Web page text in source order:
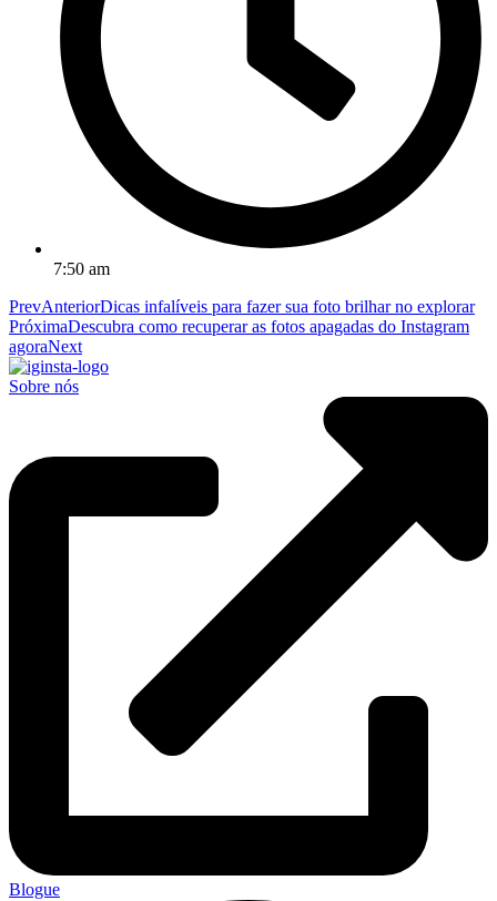
7:50 am
PrevAnteriorDicas infalíveis para fazer sua foto brilhar no explorar
PróximaDescubra como recuperar as fotos apagadas do Instagram
agoraNext
Sobre nós
Blogue